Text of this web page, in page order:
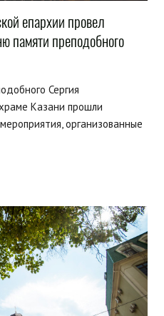
епархии провел
памяти преподобного
Сергия
Казани прошли
организованные